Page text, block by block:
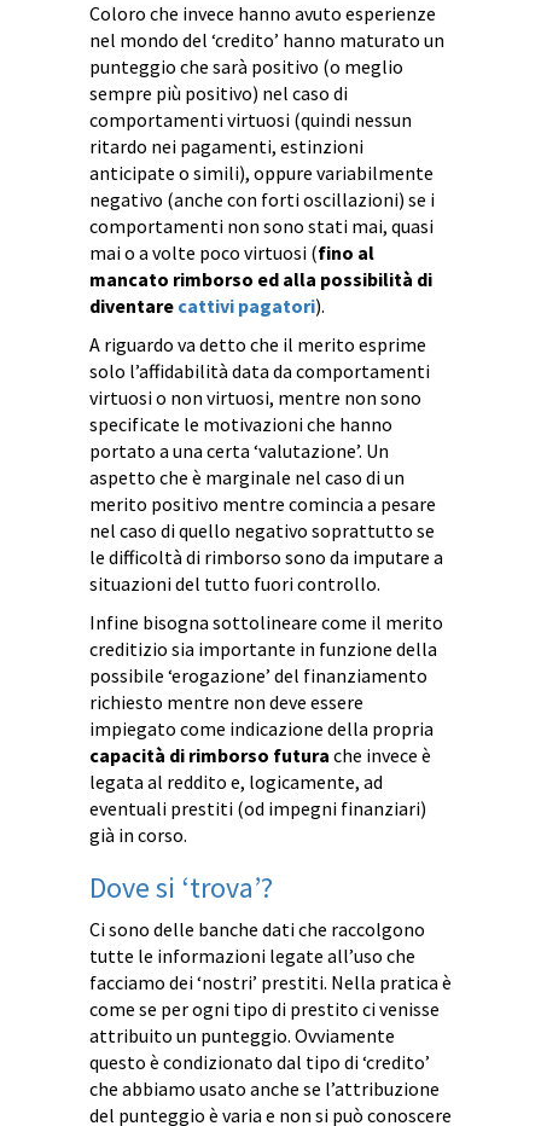
Coloro che invece hanno avuto esperienze
nel mondo del ‘credito’ hanno maturato un
punteggio che sarà positivo (o meglio
sempre più positivo) nel caso di
comportamenti virtuosi (quindi nessun
ritardo nei pagamenti, estinzioni
anticipate o simili), oppure variabilmente
negativo (anche con forti oscillazioni) se i
comportamenti non sono stati mai, quasi
mai o a volte poco virtuosi (fino al
mancato rimborso ed alla possibilità di
diventare cattivi pagatori).
A riguardo va detto che il merito esprime
solo l’affidabilità data da comportamenti
virtuosi o non virtuosi, mentre non sono
specificate le motivazioni che hanno
portato a una certa ‘valutazione’. Un
aspetto che è marginale nel caso di un
merito positivo mentre comincia a pesare
nel caso di quello negativo soprattutto se
le difficoltà di rimborso sono da imputare a
situazioni del tutto fuori controllo.
Infine bisogna sottolineare come il merito
creditizio sia importante in funzione della
possibile ‘erogazione’ del finanziamento
richiesto mentre non deve essere
impiegato come indicazione della propria
capacità di rimborso futura che invece è
legata al reddito e, logicamente, ad
eventuali prestiti (od impegni finanziari)
già in corso.
Dove si ‘trova’?
Ci sono delle banche dati che raccolgono
tutte le informazioni legate all’uso che
facciamo dei ‘nostri’ prestiti. Nella pratica è
come se per ogni tipo di prestito ci venisse
attribuito un punteggio. Ovviamente
questo è condizionato dal tipo di ‘credito’
che abbiamo usato anche se l’attribuzione
del punteggio è varia e non si può conoscere